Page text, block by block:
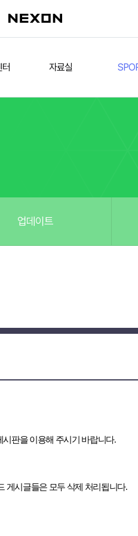
자료실
도우미
업데이트
시판을 이용해 주시기 바랍니다.
게시글들은 모두 삭제 처리됩니다.